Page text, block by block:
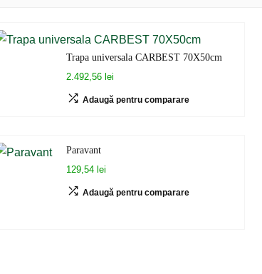
Trapa universala CARBEST 70X50cm
2.492,56 lei
Adaugă pentru comparare
Paravant
129,54 lei
Adaugă pentru comparare